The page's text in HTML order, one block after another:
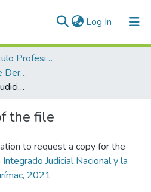
Log In (current)
Licenciatura - Título Profesional
Escuela Profesional de Derecho
El Sistema Integrado Judicial Nacional y la Gestión de Justicia en Apurímac, 2021
the file
to request a copy for the
Judicial Nacional y la
2021